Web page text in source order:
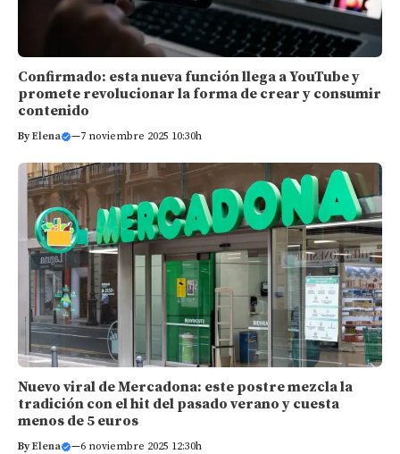
Confirmado: esta nueva función llega a YouTube y
promete revolucionar la forma de crear y consumir
contenido
ByElena —7 noviembre 2025 10:30h
Nuevo viral de Mercadona: este postre mezcla la
tradición con el hit del pasado verano y cuesta
menos de 5 euros
ByElena —6 noviembre 2025 12:30h